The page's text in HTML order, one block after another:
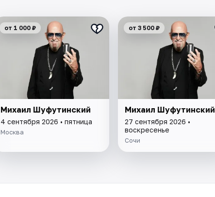
от 1 000 ₽
Михаил Шуфутинский
4 сентября 2026 • пятница
Москва
от 3 500 ₽
Михаил Шуфутинский
27 сентября 2026 •
воскресенье
Сочи